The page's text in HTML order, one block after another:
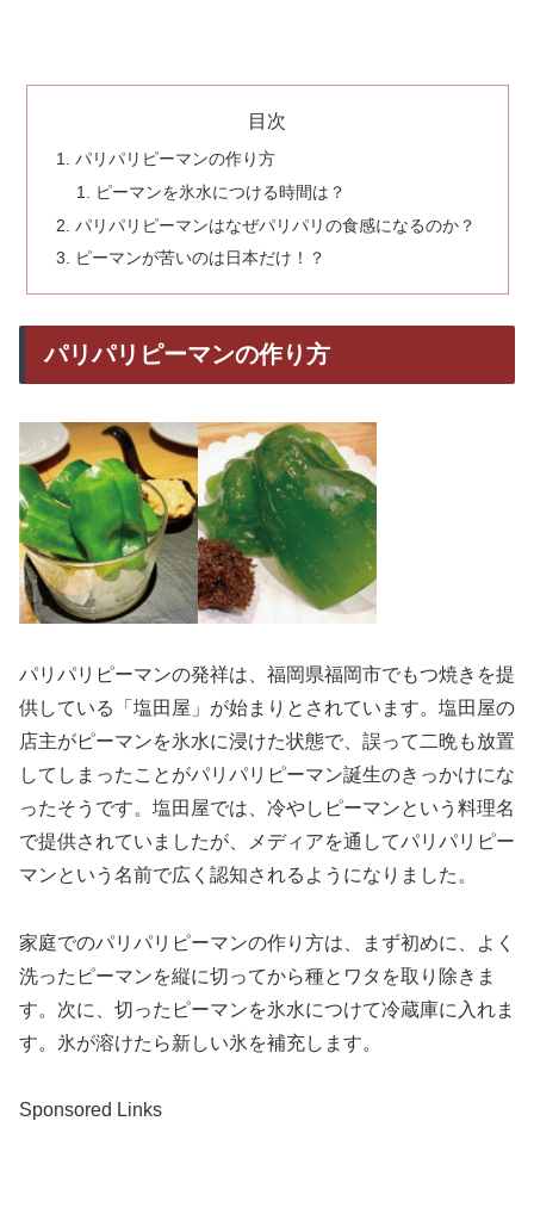
目次
パリパリピーマンの作り方
ピーマンを氷水につける時間は？
パリパリピーマンはなぜパリパリの食感になるのか？
ピーマンが苦いのは日本だけ！？
パリパリピーマンの作り方
パリパリピーマンの発祥は、福岡県福岡市でもつ焼きを提
供している「塩田屋」が始まりとされています。塩田屋の
店主がピーマンを氷水に浸けた状態で、誤って二晩も放置
してしまったことがパリパリピーマン誕生のきっかけにな
ったそうです。塩田屋では、冷やしピーマンという料理名
で提供されていましたが、メディアを通してパリパリピー
マンという名前で広く認知されるようになりました。
家庭でのパリパリピーマンの作り方は、まず初めに、よく
洗ったピーマンを縦に切ってから種とワタを取り除きま
す。次に、切ったピーマンを氷水につけて冷蔵庫に入れま
す。氷が溶けたら新しい氷を補充します。
Sponsored Links